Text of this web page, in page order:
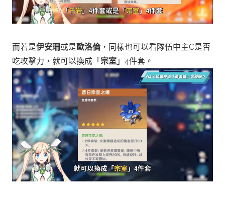
而若是伊安珊或是歐洛倫 ，同樣也可以看隊伍中主C是否
吃攻擊力，就可以換成「 宗室 」4件套。